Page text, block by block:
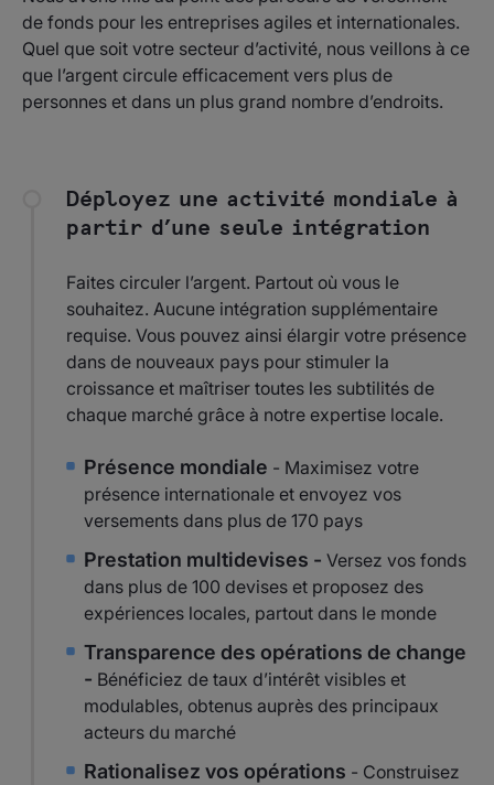
de fonds pour les entreprises agiles et internationales.
Quel que soit votre secteur d’activité, nous veillons à ce
que l’argent circule efficacement vers plus de
personnes et dans un plus grand nombre d’endroits.
Déployez une activité mondiale à
partir d’une seule intégration
Faites circuler l’argent. Partout où vous le
souhaitez. Aucune intégration supplémentaire
requise. Vous pouvez ainsi élargir votre présence
dans de nouveaux pays pour stimuler la
croissance et maîtriser toutes les subtilités de
chaque marché grâce à notre expertise locale.
Présence mondiale - Maximisez votre
présence internationale et envoyez vos
versements dans plus de 170 pays
Prestation multidevises - Versez vos fonds
dans plus de 100 devises et proposez des
expériences locales, partout dans le monde
Transparence des opérations de change
- Bénéficiez de taux d’intérêt visibles et
modulables, obtenus auprès des principaux
acteurs du marché
Rationalisez vos opérations - Construisez